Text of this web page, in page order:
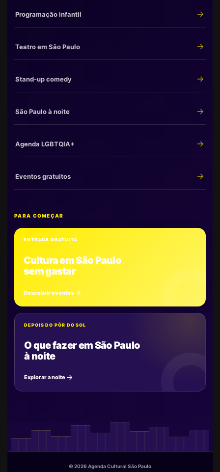
Programação infantil
Teatro em São Paulo
Stand-up comedy
São Paulo à noite
Agenda LGBTQIA+
Eventos gratuitos
PARA COMEÇAR
ENTRADA GRATUITA
Cultura em São Paulo
sem gastar
Descobrir eventos
DEPOIS DO PÔR DO SOL
O que fazer em São Paulo
à noite
Explorar a noite
© 2026 Agenda Cultural São Paulo